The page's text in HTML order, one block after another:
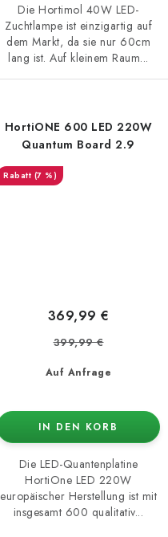
Die Hortimol 40W LED-
Zuchtlampe ist einzigartig auf
dem Markt, da sie nur 60cm
lang ist. Auf kleinem Raum...
HortiONE 600 LED 220W
Quantum Board 2.9
(7 %)
Auf Anfrage
369,99 €
399,99 €
IN DEN KORB
Die LED-Quantenplatine
HortiOne LED 220W
europäischer Herstellung ist mit
insgesamt 600 qualitativ...